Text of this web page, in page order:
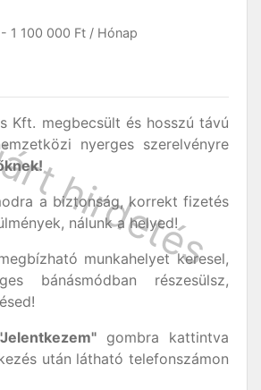
- 1 100 000 Ft / Hónap
Kft. megbecsült és hosszú távú
nyerges szerelvényre
a biztonság, korrekt fizetés
nálunk a helyed!
munkahelyet keresel,
bánásmódban részesülsz,
gombra kattintva
után látható telefonszámon